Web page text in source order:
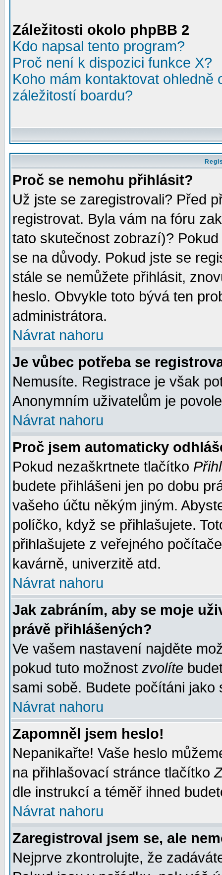
Záležitosti okolo phpBB 2
Kdo napsal tento program?
Proč není k dispozici funkce X?
Koho mám kontaktovat
záležitostí boardu?
Proč se nemohu přihlásit?
Už jste se zaregistrovali? Před
registrovat. Byla vám na fóru
tato skutečnost zobrazí)?
se na důvody. Pokud jste se
stále se nemůžete přihlásit,
heslo. Obvykle toto bývá ten
administrátora.
Návrat nahoru
Je vůbec potřeba se
Nemusíte. Registrace je však
Anonymním uživatelům je
Návrat nahoru
Proč jsem automaticky
Pokud nezaškrtnete tlačítko
budete přihlášeni jen po dobu
vašeho účtu někým jiným.
políčko, když se přihlašujete.
přihlašujete z veřejného
kavárně, univerzitě atd.
Návrat nahoru
Jak zabráním, aby se moje
právě přihlášených?
Ve vašem nastavení najděte
pokud tuto možnost zvolíte
sami sobě. Budete počítáni jako
Návrat nahoru
Zapomněl jsem heslo!
Nepanikařte! Vaše heslo
na přihlašovací stránce tlačítko
dle instrukcí a téměř ihned
Návrat nahoru
Zaregistroval jsem se, ale
Nejprve zkontrolujte, že